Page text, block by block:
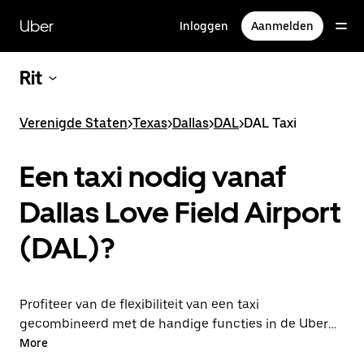
naar
hoofdinhoud
Uber Inloggen Aanmelden
Rit
Verenigde Staten>Texas>Dallas>DAL>DAL Taxi
Een taxi nodig vanaf
Dallas Love Field Airport
(DAL)?
Profiteer van de flexibiliteit van een taxi
gecombineerd met de handige functies in de Uber-
app door via Uber van of naar de luchthaven DAL te
More